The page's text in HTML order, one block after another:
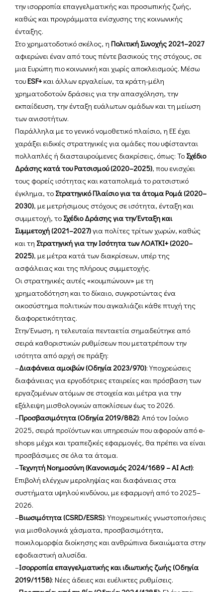
την ισορροπία επαγγελματικής και προσωπικής ζωής,
καθώς και προγράμματα ενίσχυσης της κοινωνικής
ένταξης.
Στο χρηματοδοτικό σκέλος, η Πολιτική Συνοχής 2021–2027
αφιερώνει έναν από τους πέντε βασικούς της στόχους, σε
μια Ευρώπη πιο κοινωνική και χωρίς αποκλεισμούς. Μέσω
τουESF+και άλλων εργαλείων, τα κράτη-μέλη
χρηματοδοτούν δράσεις για την απασχόληση, την
εκπαίδευση, την ένταξη ευάλωτων ομάδων και τη μείωση
των ανισοτήτων.
Παράλληλα με το γενικό νομοθετικό πλαίσιο, η ΕΕ έχει
χαράξει ειδικές στρατηγικές για ομάδες που υφίστανται
πολλαπλές ή διασταυρούμενες διακρίσεις, όπως: Το Σχέδιο
Δράσης κατά του Ρατσισμού (2020–2025), που ενισχύει
τους φορείς ισότητας και καταπολεμά το ρατσιστικό
έγκλημα, το Στρατηγικό Πλαίσιο για τα άτομα Ρομά (2020–
2030), με μετρήσιμους στόχους σε ισότητα, ένταξη και
συμμετοχή, το Σχέδιο Δράσης για την Ένταξη και
Συμμετοχή (2021–2027)για πολίτες τρίτων χωρών, καθώς
και τη Στρατηγική για την Ισότητα των ΛΟΑΤΚΙ+ (2020–
2025), με μέτρα κατά των διακρίσεων, υπέρ της
ασφάλειας και της πλήρους συμμετοχής.
Οι στρατηγικές αυτές «κουμπώνουν» με τη
χρηματοδότηση και το δίκαιο, συγκροτώντας ένα
οικοσύστημα πολιτικών που αγκαλιάζει κάθε πτυχή της
διαφορετικότητας.
Στην Ένωση, η τελευταία πενταετία σημαδεύτηκε από
σειρά καθοριστικών ρυθμίσεων που μετατρέπουν την
ισότητα από αρχή σε πράξη:
–Διαφάνεια αμοιβών (Οδηγία 2023/970): Υποχρεώσεις
διαφάνειας για εργοδότριες εταιρείες και πρόσβαση των
εργαζομένων ατόμων σε στοιχεία και μέτρα για την
εξάλειψη μισθολογικών αποκλίσεων έως το 2026.
–Προσβασιμότητα (Οδηγία 2019/882): Από τον Ιούνιο
2025, σειρά προϊόντων και υπηρεσιών που αφορούν από e-
shops μέχρι και τραπεζικές εφαρμογές, θα πρέπει να είναι
προσβάσιμες σε όλα τα άτομα.
–Τεχνητή Νοημοσύνη (Κανονισμός 2024/1689 – AI Act):
Επιβολή ελέγχων μεροληψίας και διαφάνειας στα
συστήματα υψηλού κινδύνου, με εφαρμογή από το 2025–
2026.
–Βιωσιμότητα (CSRD/ESRS): Υποχρεωτικές γνωστοποιήσεις
για μισθολογικά χάσματα, προσβασιμότητα,
ποικιλομορφία διοίκησης και ανθρώπινα δικαιώματα στην
εφοδιαστική αλυσίδα.
–Ισορροπία επαγγελματικής και ιδιωτικής ζωής (Οδηγία
2019/1158): Νέες άδειες και ευέλικτες ρυθμίσεις.